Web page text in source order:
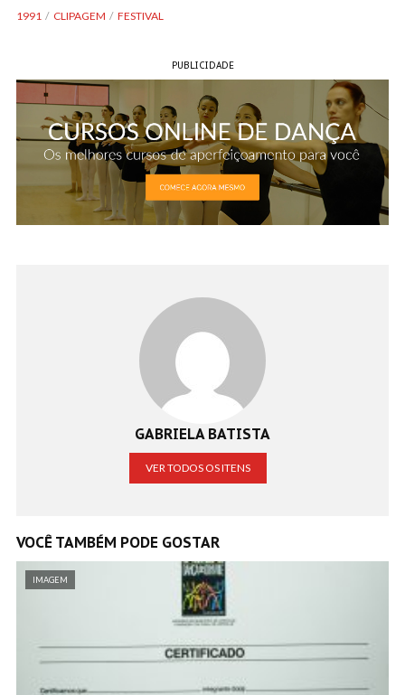
1991 CLIPAGEM FESTIVAL
PUBLICIDADE
GABRIELA BATISTA
VER TODOS OS ITENS
VOCÊ TAMBÉM PODE GOSTAR
IMAGEM